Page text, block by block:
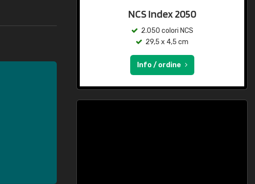
NCS Index 2050
2.050 colori NCS
29,5 x 4,5 cm
Info / ordine